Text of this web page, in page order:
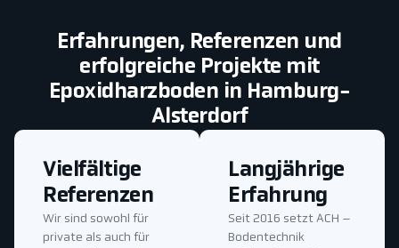
Erfahrungen, Referenzen und
erfolgreiche Projekte mit
Epoxidharzboden in Hamburg-
Alsterdorf
Langjährige
Erfahrung
Seit 2016 setzt ACH –
Bodentechnik
Vielfältige
Referenzen
Wir sind sowohl für
private als auch für